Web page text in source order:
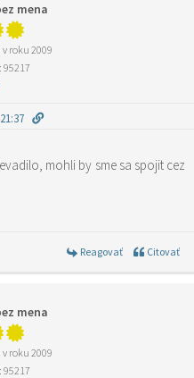
mena
v roku 2009
95217
mohli by sme sa spojit cez
Reagovať Citovať
mena
v roku 2009
95217